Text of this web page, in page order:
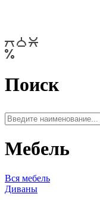
Поиск
Мебель
Вся мебель
Диваны